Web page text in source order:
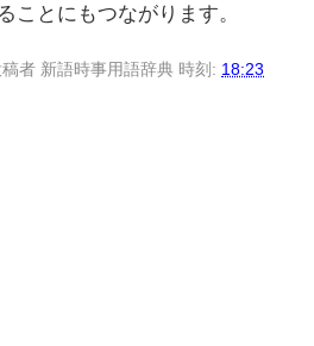
ことにもつながります。
者 新語時事用語辞典 時刻: 18:23